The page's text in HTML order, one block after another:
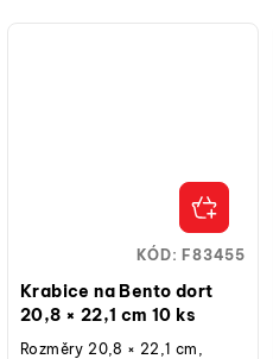
Krabice na Bento dort
20,8 × 22,1 cm 10 ks
Rozměry 20,8 × 22,1 cm,
KÓD: F83455